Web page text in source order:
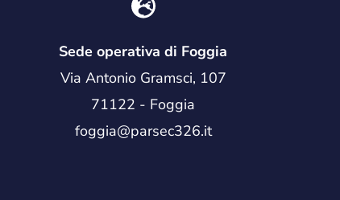
Sede operativa di Foggia
Via Antonio Gramsci, 107
71122 - Foggia
foggia@parsec326.it